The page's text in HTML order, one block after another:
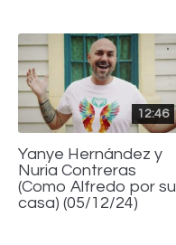
12:46
Yanye Hernández y
Nuria Contreras
(Como Alfredo por su
casa) (05/12/24)